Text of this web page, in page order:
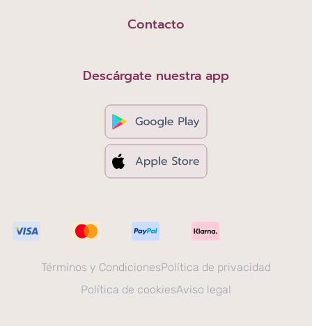
Contacto
Descárgate nuestra app
Términos y CondicionesPolítica de privacidad
Política de cookiesAviso legal